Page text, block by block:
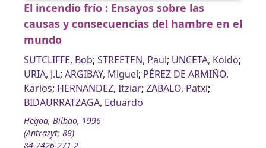
El incendio frío : Ensayos sobre las
causas y consecuencias del hambre en el
mundo
SUTCLIFFE, Bob; STREETEN, Paul; UNCETA, Koldo;
URIA, J.L; ARGIBAY, Miguel; PÉREZ DE ARMIÑO,
Karlos; HERNANDEZ, Itziar; ZABALO, Patxi;
BIDAURRATZAGA, Eduardo
Hegoa, Bilbao, 1996
(Antrazyt; 88)
84-7426-271-2